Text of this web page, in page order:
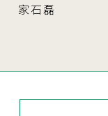
家石磊